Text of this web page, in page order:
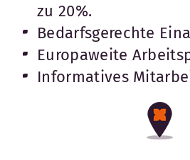
zu 20%.
Bedarfsgerechte
Europaweite
Informatives